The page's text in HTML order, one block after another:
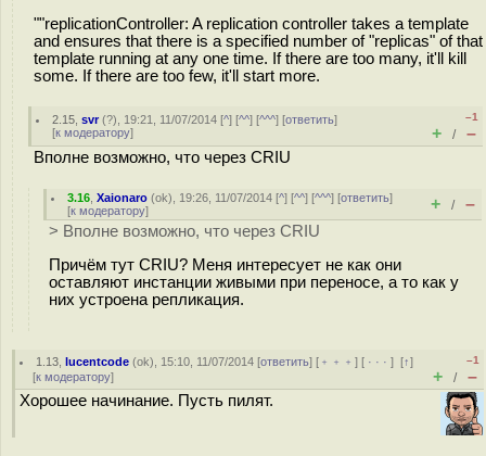
""replicationController: A replication controller takes a template
and ensures that there is a specified number of "replicas" of that
template running at any one time. If there are too many, it'll kill
some. If there are too few, it'll start more.
2.15 ,svr(?), 19:21, 11/07/2014 [^] [^^] [^^^] [ответить]
[к модератору]
–1
+ / –
Вполне возможно, что через CRIU
3.16 ,Xaionaro (ok), 19:26, 11/07/2014 [^] [^^] [^^^] [ответить]
[к модератору] + / –
> Вполне возможно, что через CRIU
Причём тут CRIU? Меня интересует не как они
оставляют инстанции живыми при переносе, а то как у
них устроена репликация.
1.13 ,lucentcode (ok), 15:10, 11/07/2014 [ответить] [ ﹢﹢﹢] [ · · ·][↑]
[к модератору]
–1
+ / –
Хорошее начинание. Пусть пилят.